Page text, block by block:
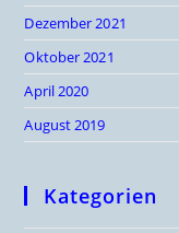
Dezember 2021
Oktober 2021
April 2020
August 2019
Kategorien